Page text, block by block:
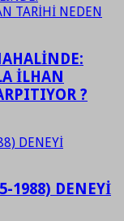
İLHAN
?
1988) DENEYİ